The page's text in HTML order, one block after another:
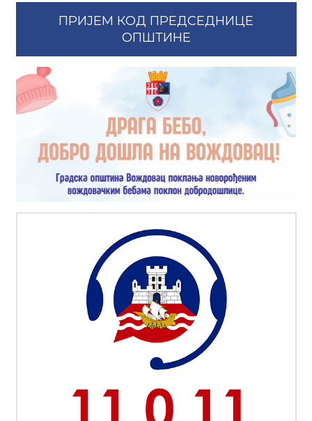
ПРИЈЕМ КОД ПРЕДСЕДНИЦЕ
ОПШТИНЕ